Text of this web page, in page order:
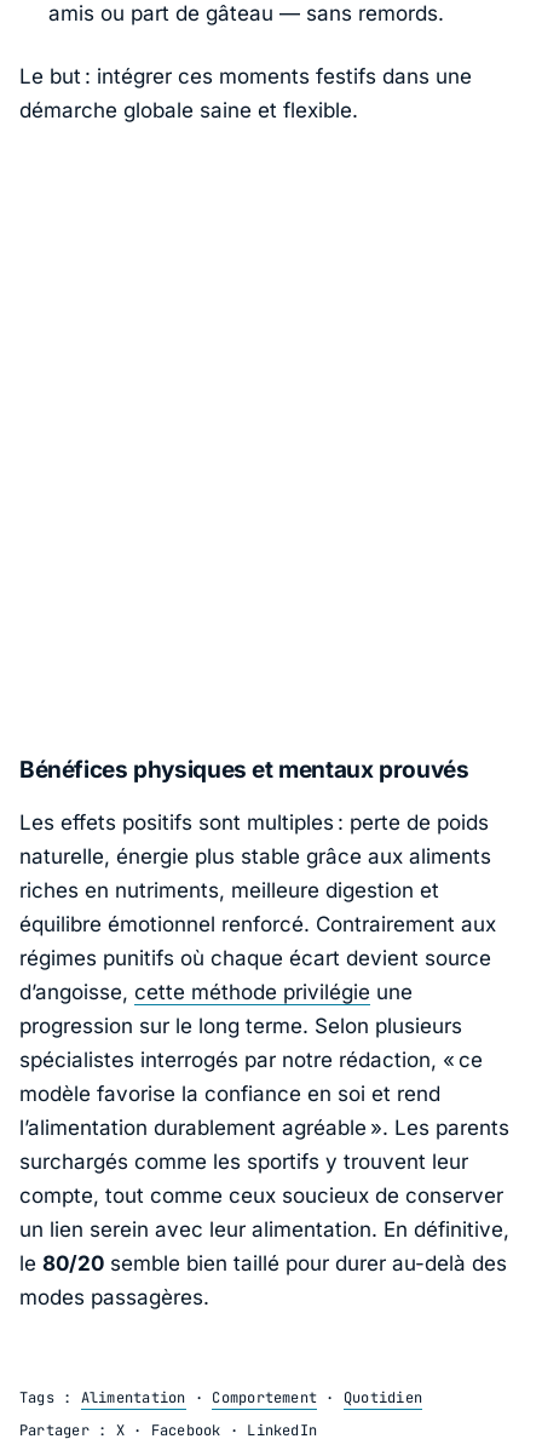
amis ou part de gâteau — sans remords.
Le but : intégrer ces moments festifs dans une
démarche globale saine et flexible.
Bénéfices physiques et mentaux prouvés
Les effets positifs sont multiples : perte de poids
naturelle, énergie plus stable grâce aux aliments
riches en nutriments, meilleure digestion et
équilibre émotionnel renforcé. Contrairement aux
régimes punitifs où chaque écart devient source
d’angoisse, cette méthode privilégie une
progression sur le long terme. Selon plusieurs
spécialistes interrogés par notre rédaction, « ce
modèle favorise la confiance en soi et rend
l’alimentation durablement agréable ». Les parents
surchargés comme les sportifs y trouvent leur
compte, tout comme ceux soucieux de conserver
un lien serein avec leur alimentation. En définitive,
le 80/20 semble bien taillé pour durer au-delà des
modes passagères.
Tags : Alimentation · Comportement · Quotidien
Partager : X· Facebook · LinkedIn